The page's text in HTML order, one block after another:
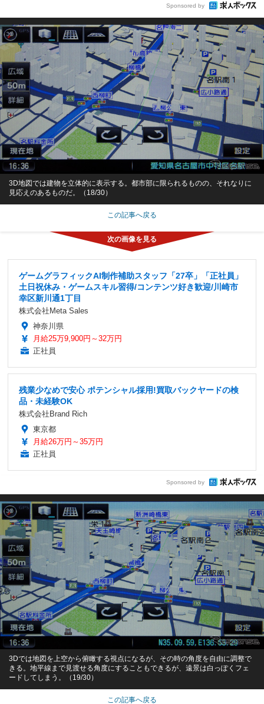
Sponsored by
3D地図では建物を立体的に表示する。都市部に限られるものの、それなりに
見応えのあるものだ。（18/30）
この記事へ戻る
ゲームグラフィックAI制作補助スタッフ「27卒」「正社員」
土日祝休み・ゲームスキル習得/コンテンツ好き歓迎/川崎市
幸区新川通1丁目
株式会社Meta Sales
神奈川県
月給25万9,900円～32万円
正社員
残業少なめで安心 ポテンシャル採用!買取バックヤードの検
品・未経験OK
株式会社Brand Rich
東京都
月給26万円～35万円
正社員
Sponsored by
3Dでは地図を上空から俯瞰する視点になるが、その時の角度を自由に調整で
きる。地平線まで見渡せる角度にすることもできるが、遠景は白っぽくフェ
ードしてしまう。（19/30）
この記事へ戻る